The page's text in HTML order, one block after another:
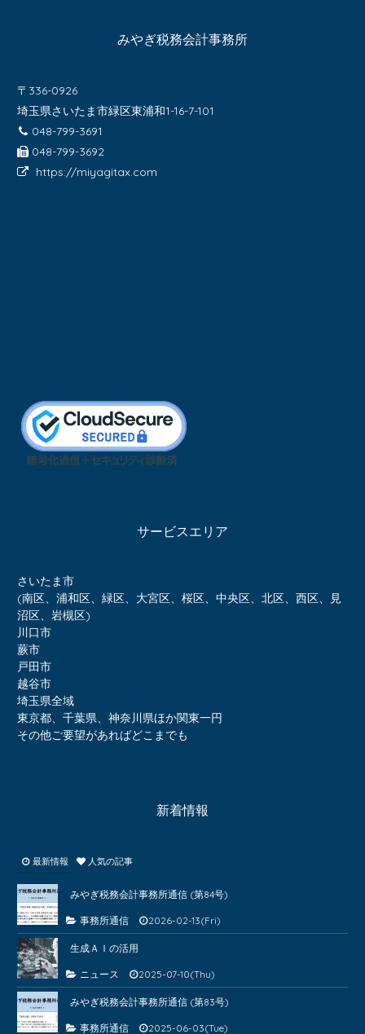
みやぎ税務会計事務所
〒336-0926
埼玉県さいたま市緑区東浦和1-16-7-101
048-799-3691
048-799-3692
https://miyagitax.com
サービスエリア
さいたま市
(南区、浦和区、緑区、大宮区、桜区、中央区、北区、西区、見
沼区、岩槻区)
川口市
蕨市
戸田市
越谷市
埼玉県全域
東京都、千葉県、神奈川県ほか関東一円
その他ご要望があればどこまでも
新着情報
最新情報 人気の記事
みやぎ税務会計事務所通信 (第84号)
事務所通信 2026-02-13(Fri)
生成ＡＩの活用
ニュース 2025-07-10(Thu)
みやぎ税務会計事務所通信 (第83号)
事務所通信 2025-06-03(Tue)